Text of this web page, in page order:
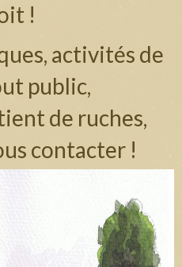
!
activités de
public,
de ruches,
contacter !